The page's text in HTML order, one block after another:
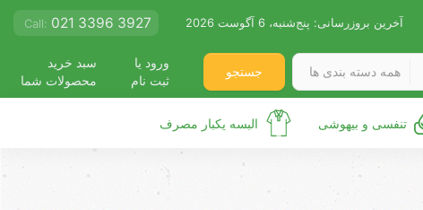
آخرین بروزرسانی: پنج‌شنبه، 6 آگوست 2026 Call: 021 3396 3927
همه دسته بندی ها جستجو
ورود یا
ثبت نام
سبد خرید
محصولات شما
تنفسی و بیهوشی البسه یکبار مصرف